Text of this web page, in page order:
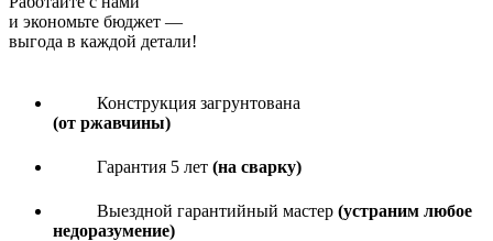
и экономьте бюджет —
выгода в каждой детали!
Конструкция загрунтована
(от ржавчины)
Гарантия 5 лет (на сварку)
Выездной гарантийный мастер (устраним любое
недоразумение)